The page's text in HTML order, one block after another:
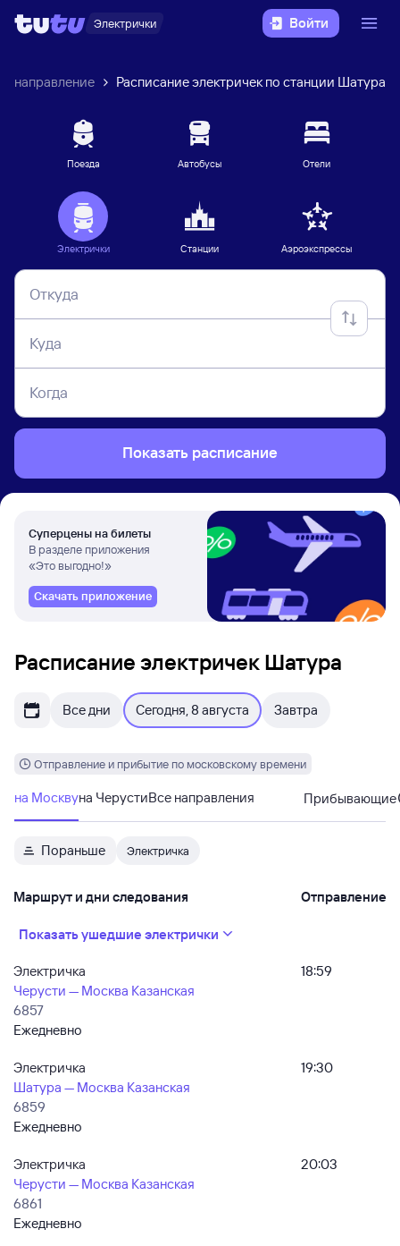
Электрички Войти
направление Расписание электричек по станции Шатура
Поезда Автобусы Отели
Электрички Станции Аэроэкспрессы
Откуда
Куда
Когда
Показать расписание
Суперцены на билеты
В разделе приложения
«Это выгодно!»
Скачать приложение
Расписание электричек Шатура
Все дни Сегодня, 8 августа Завтра
Отправление и прибытие по московскому времени
на Москвуна ЧерустиВсе направления Прибывающие
Пораньше Электричка
Маршрут и дни следования Отправление
Показать ушедшие электрички
Электричка
Черусти — Москва Казанская
6857
Ежедневно
18:59
Электричка
Шатура — Москва Казанская
6859
Ежедневно
19:30
Электричка
Черусти — Москва Казанская
6861
Ежедневно
20:03